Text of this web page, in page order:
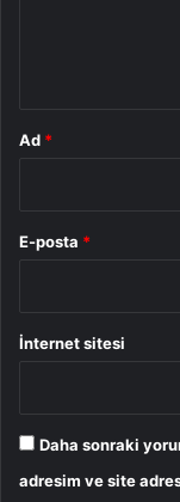
Ad *
E-posta *
İnternet sitesi
Daha sonraki
adresim ve site